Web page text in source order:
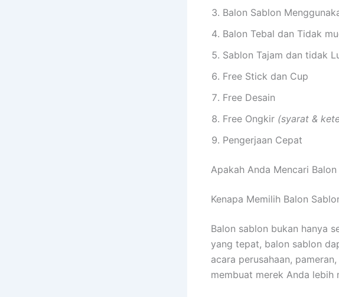
Balon Sablon
Balon Tebal dan Tidak
Sablon Tajam dan tidak
Free Stick dan Cup
Free Desain
Free Ongkir (syarat &
Pengerjaan Cepat
Apakah Anda Mencari
Kenapa Memilih Balon
Balon sablon bukan hanya
yang tepat, balon sablon
acara perusahaan,
membuat merek Anda lebih